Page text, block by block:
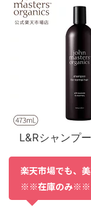
L&Rシャンプー
楽天市場でも、
※※在庫のみ※※